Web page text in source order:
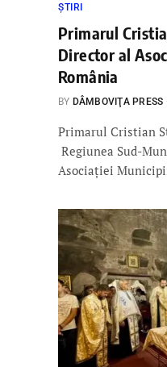
ȘTIRI
Primarul
Director al
România
BY DÂMBOVIŢA PRESS
Primarul Cristian
Regiunea Sud-
Asociației